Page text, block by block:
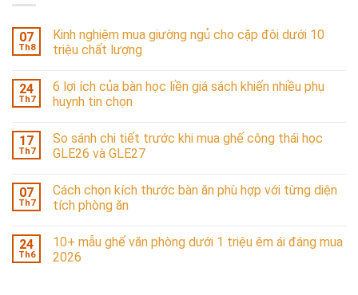
07
Th8
Kinh nghiệm mua giường ngủ cho cặp đôi dưới 10
triệu chất lượng
24
Th7
6 lợi ích của bàn học liền giá sách khiến nhiều phụ
huynh tin chọn
17
Th7
So sánh chi tiết trước khi mua ghế công thái học
GLE26 và GLE27
07
Th7
Cách chọn kích thước bàn ăn phù hợp với từng diện
tích phòng ăn
24
Th6
10+ mẫu ghế văn phòng dưới 1 triệu êm ái đáng mua
2026